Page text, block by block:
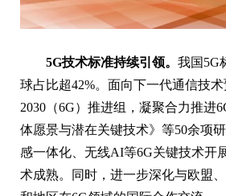
5G技术标准持续引领。 我国5G
球占比超42%。面向下一代通信技
2030（6G）推进组，凝聚合力推进
体愿景与潜在关键技术》等50余项
感一体化、无线AI等6G关键技术开
术成熟。同时，进一步深化与欧盟